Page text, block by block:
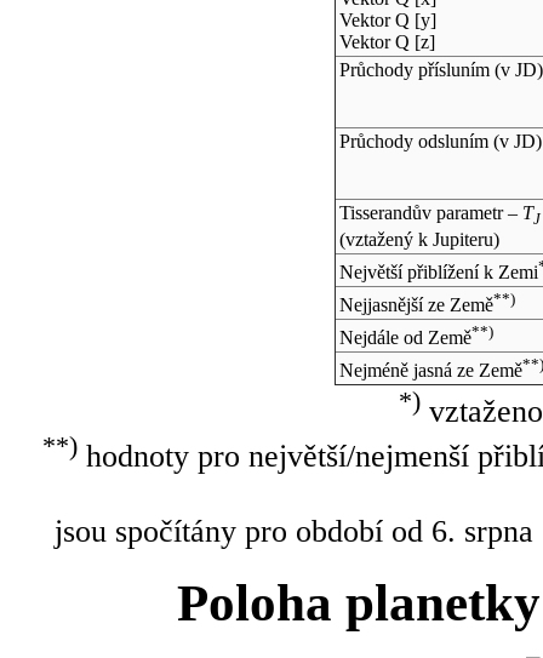
Vektor Q [y]
Vektor Q [z]
Průchody přísluním (v JD)
Průchody odsluním (v JD)
Tisserandův parametr – TJ
(vztažený k Jupiteru)
Největší přiblížení k Zemi
Nejjasnější ze Země**)
Nejdále od Země**)
Nejméně jasná ze Země**)
*)
**)hodnoty pro největší/nejmenší
jsou spočítány pro období od 6.
Poloha